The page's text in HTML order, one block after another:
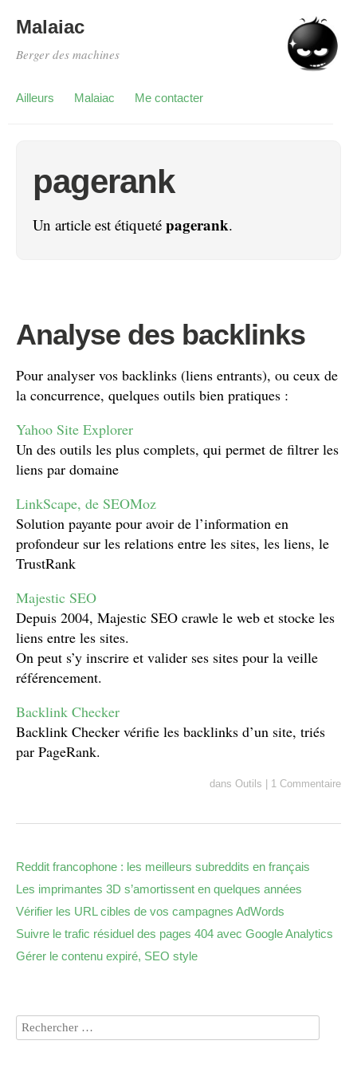
Malaiac
Berger des machines
Ailleurs Malaiac Me contacter
pagerank
Un article est étiqueté pagerank.
Analyse des backlinks
Pour analyser vos backlinks (liens entrants), ou ceux de
la concurrence, quelques outils bien pratiques :
Yahoo Site Explorer
Un des outils les plus complets, qui permet de filtrer les
liens par domaine
LinkScape, de SEOMoz
Solution payante pour avoir de l’information en
profondeur sur les relations entre les sites, les liens, le
TrustRank
Majestic SEO
Depuis 2004, Majestic SEO crawle le web et stocke les
liens entre les sites.
On peut s’y inscrire et valider ses sites pour la veille
référencement.
Backlink Checker
Backlink Checker vérifie les backlinks d’un site, triés
par PageRank.
dans Outils 1 Commentaire
Reddit francophone : les meilleurs subreddits en français
Les imprimantes 3D s’amortissent en quelques années
Vérifier les URL cibles de vos campagnes AdWords
Suivre le trafic résiduel des pages 404 avec Google Analytics
Gérer le contenu expiré, SEO style